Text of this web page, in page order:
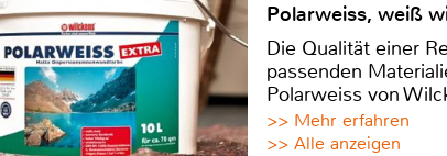
Polarweiss, weiß
Die Qualität einer
passenden
Polarweiss von
>> Mehr erfahren
>> Alle anzeigen